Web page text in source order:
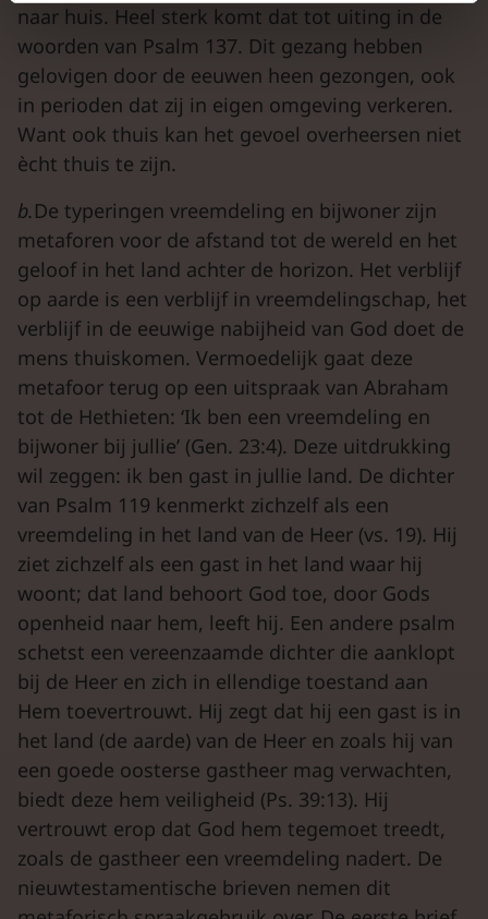
naar huis. Heel sterk komt dat tot uiting in de
woorden van Psalm 137. Dit gezang hebben
gelovigen door de eeuwen heen gezongen, ook
in perioden dat zij in eigen omgeving verkeren.
Want ook thuis kan het gevoel overheersen niet
ècht thuis te zijn.
b.De typeringen vreemdeling en bijwoner zijn
metaforen voor de afstand tot de wereld en het
geloof in het land achter de horizon. Het verblijf
op aarde is een verblijf in vreemdelingschap, het
verblijf in de eeuwige nabijheid van God doet de
mens thuiskomen. Vermoedelijk gaat deze
metafoor terug op een uitspraak van Abraham
tot de Hethieten: ‘Ik ben een vreemdeling en
bijwoner bij jullie’ (Gen. 23:4). Deze uitdrukking
wil zeggen: ik ben gast in jullie land. De dichter
van Psalm 119 kenmerkt zichzelf als een
vreemdeling in het land van de Heer (vs. 19). Hij
ziet zichzelf als een gast in het land waar hij
woont; dat land behoort God toe, door Gods
openheid naar hem, leeft hij. Een andere psalm
schetst een vereenzaamde dichter die aanklopt
bij de Heer en zich in ellendige toestand aan
Hem toevertrouwt. Hij zegt dat hij een gast is in
het land (de aarde) van de Heer en zoals hij van
een goede oosterse gastheer mag verwachten,
biedt deze hem veiligheid (Ps. 39:13). Hij
vertrouwt erop dat God hem tegemoet treedt,
zoals de gastheer een vreemdeling nadert. De
nieuwtestamentische brieven nemen dit